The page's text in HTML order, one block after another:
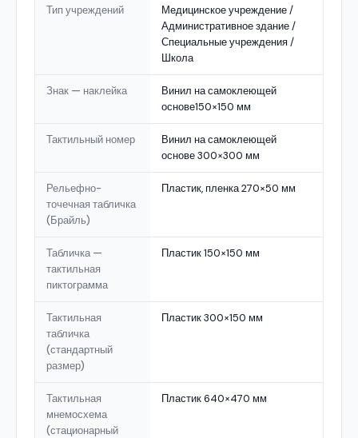
Тип учреждений
Медицинское учреждение /
Административное здание /
Специальные учреждения /
Школа
Знак — наклейка
Винил на самоклеющей
основе150×150 мм
Тактильный номер
Винил на самоклеющей
основе 300×300 мм
Рельефно-
точечная табличка
(Брайль)
Пластик, пленка 270×50 мм
Табличка —
тактильная
пиктограмма
Пластик 150×150 мм
Тактильная
табличка
(стандартный
размер)
Пластик 300×150 мм
Тактильная
мнемосхема
(стационарный
Пластик 640×470 мм